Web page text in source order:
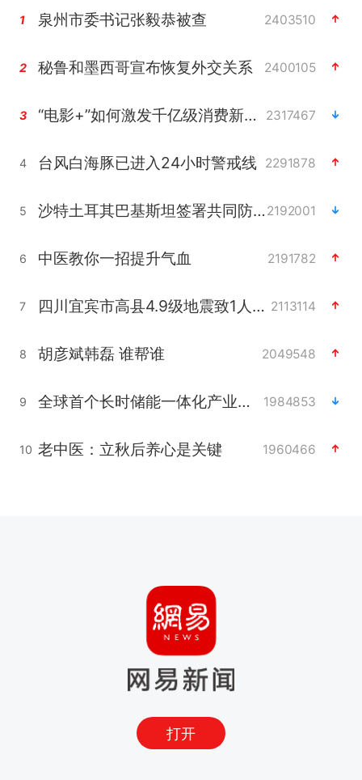
1 泉州市委书记张毅恭被查 2403510
2 秘鲁和墨西哥宣布恢复外交关系 2400105
3 “电影+”如何激发千亿级消费新活力？ 2317467
4 台风白海豚已进入24小时警戒线 2291878
5 沙特土耳其巴基斯坦签署共同防务协议2192001
6 中医教你一招提升气血 2191782
7 四川宜宾市高县4.9级地震致1人死亡 2113114
8 胡彦斌韩磊 谁帮谁 2049548
9 全球首个长时储能一体化产业园量产 1984853
10 老中医：立秋后养心是关键 1960466
打开